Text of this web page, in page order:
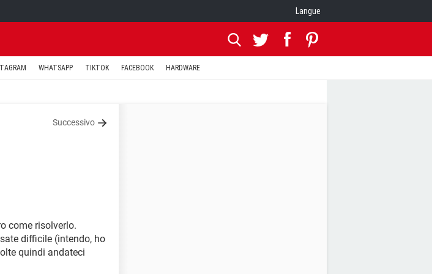
Langue
WHATSAPP TIKTOK FACEBOOK HARDWARE
Successivo
come risolverlo.
difficile (intendo, ho
quindi andateci